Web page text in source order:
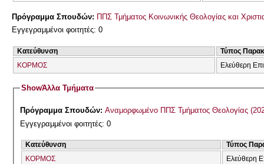
Πρόγραμμα Σπουδών: ΠΠΣ Τμήματος Κοινωνικής Θεολογίας και
Εγγεγραμμένοι φοιτητές: 0
Κατεύθυνση
Τύπος
ΚΟΡΜΟΣ
Ελεύθερη
ShowΆλλα Τμήματα
Πρόγραμμα Σπουδών:
Αναμορφωμένο
Εγγεγραμμένοι φοιτητές: 0
Κατεύθυνση
Τύπος
ΚΟΡΜΟΣ
Ελεύθερη